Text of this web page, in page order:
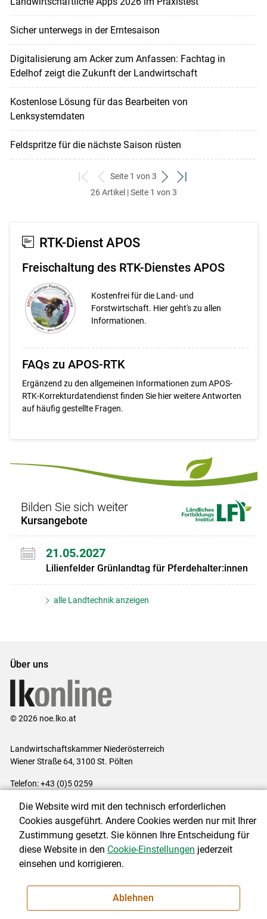
Sicher unterwegs in der Erntesaison
Digitalisierung am Acker zum Anfassen: Fachtag in
Edelhof zeigt die Zukunft der Landwirtschaft
Kostenlose Lösung für das Bearbeiten von
Lenksystemdaten
Feldspritze für die nächste Saison rüsten
zum
ersten
zurück
zum
Seite 1 von 3
weiter
zum
zum
26 Artikel | Seite 1 von 3
RTK-Dienst APOS
Freischaltung des RTK-Dienstes APOS
Kostenfrei für die Land- und
Forstwirtschaft. Hier geht's zu allen
Informationen.
FAQs zu APOS-RTK
Ergänzend zu den allgemeinen Informationen zum APOS-
RTK-Korrekturdatendienst finden Sie hier weitere Antworten
auf häufig gestellte Fragen.
Bilden Sie sich weiter
Kursangebote
21.05.2027
Lilienfelder Grünlandtag für Pferdehalter:innen
alle Landtechnik anzeigen
Über uns
© 2026 noe.lko.at
Landwirtschaftskammer Niederösterreich
Wiener Straße 64, 3100 St. Pölten
Telefon: +43 (0)5 0259
Impressum|Kontakt|Datenschutzerklärung|Barrierefreiheit|
Cookie-Einstellungen
NEWSLETTER
Die Website wird mit den technisch erforderlichen
Cookies ausgeführt. Andere Cookies werden nur mit Ihrer
Zustimmung gesetzt. Sie können Ihre Entscheidung für
diese Website in den Cookie-Einstellungen jederzeit
einsehen und korrigieren.
Ablehnen